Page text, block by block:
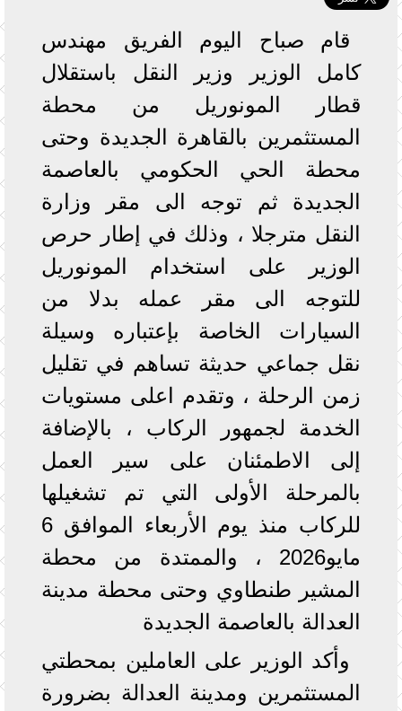
قام صباح اليوم الفريق مهندس
كامل الوزير وزير النقل باستقلال
قطار المونوريل من محطة
المستثمرين بالقاهرة الجديدة وحتى
محطة الحي الحكومي بالعاصمة
الجديدة ثم توجه الى مقر وزارة
النقل مترجلا ، وذلك في إطار حرص
الوزير على استخدام المونوريل
للتوجه الى مقر عمله بدلا من
السيارات الخاصة بإعتباره وسيلة
نقل جماعي حديثة تساهم في تقليل
زمن الرحلة ، وتقدم اعلى مستويات
الخدمة لجمهور الركاب ، بالإضافة
إلى الاطمئنان على سير العمل
بالمرحلة الأولى التي تم تشغيلها
للركاب منذ يوم الأربعاء الموافق 6
مايو2026 ، والممتدة من محطة
المشير طنطاوي وحتى محطة مدينة
العدالة بالعاصمة الجديدة
وأكد الوزير على العاملين بمحطتي
المستثمرين ومدينة العدالة بضرورة